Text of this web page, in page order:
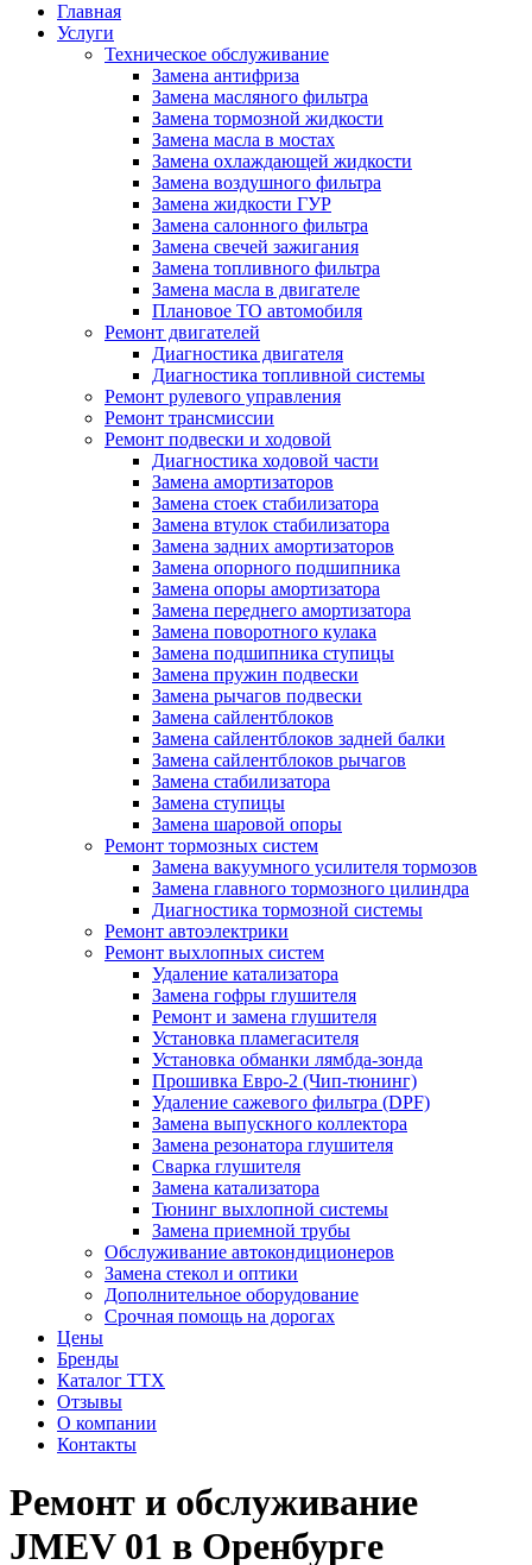
Главная
Услуги
Техническое обслуживание
Замена антифриза
Замена масляного фильтра
Замена тормозной жидкости
Замена масла в мостах
Замена охлаждающей жидкости
Замена воздушного фильтра
Замена жидкости ГУР
Замена салонного фильтра
Замена свечей зажигания
Замена топливного фильтра
Замена масла в двигателе
Плановое ТО автомобиля
Ремонт двигателей
Диагностика двигателя
Диагностика топливной системы
Ремонт рулевого управления
Ремонт трансмиссии
Ремонт подвески и ходовой
Диагностика ходовой части
Замена амортизаторов
Замена стоек стабилизатора
Замена втулок стабилизатора
Замена задних амортизаторов
Замена опорного подшипника
Замена опоры амортизатора
Замена переднего амортизатора
Замена поворотного кулака
Замена подшипника ступицы
Замена пружин подвески
Замена рычагов подвески
Замена сайлентблоков
Замена сайлентблоков задней балки
Замена сайлентблоков рычагов
Замена стабилизатора
Замена ступицы
Замена шаровой опоры
Ремонт тормозных систем
Замена вакуумного усилителя тормозов
Замена главного тормозного цилиндра
Диагностика тормозной системы
Ремонт автоэлектрики
Ремонт выхлопных систем
Удаление катализатора
Замена гофры глушителя
Ремонт и замена глушителя
Установка пламегасителя
Установка обманки лямбда-зонда
Прошивка Евро-2 (Чип-тюнинг)
Удаление сажевого фильтра (DPF)
Замена выпускного коллектора
Замена резонатора глушителя
Сварка глушителя
Замена катализатора
Тюнинг выхлопной системы
Замена приемной трубы
Обслуживание автокондиционеров
Замена стекол и оптики
Дополнительное оборудование
Срочная помощь на дорогах
Цены
Бренды
Каталог ТТХ
Отзывы
О компании
Контакты
Ремонт и обслуживание
JMEV 01 в Оренбурге